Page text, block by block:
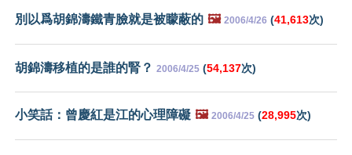
別以爲胡錦濤鐵青臉就是被矇蔽的 🖼️ 2006/4/26 (41,613次)
胡錦濤移植的是誰的腎？ 2006/4/25 (54,137次)
小笑話：曾慶紅是江的心理障礙 🖼️ 2006/4/25 (28,995次)